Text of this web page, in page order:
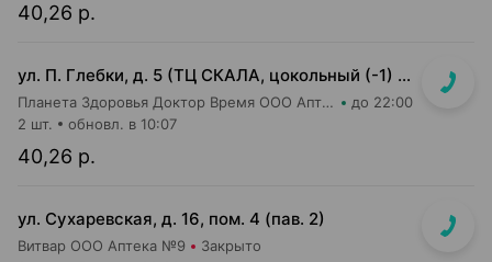
40,26 р.
ул. П. Глебки, д. 5 (ТЦ СКАЛА, цокольный (-1) этаж)
Планета Здоровья Доктор Время ООО Аптека №50 до 22:00
40,26 р.
2 шт. обновл. в 10:07
ул. Сухаревская, д. 16, пом. 4 (пав. 2)
Витвар ООО Аптека №9 Закрыто